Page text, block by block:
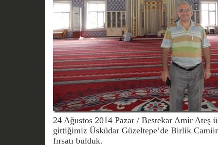
24 Ağustos 2014 Pazar / Bestekar Amir Ateş
gittiğimiz Üsküdar Güzeltepe’de Birlik
fırsatı bulduk.